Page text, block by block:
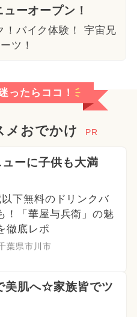
ーオープン！
！バイク体験！ 宇宙兄
ツ！
ったらココ！
メおでかけ PR
ーに子供も大満
下無料のドリンクバ
！「華屋与兵衛」の魅
徹底レポ
葉県市川市
美肌へ☆家族皆でツ